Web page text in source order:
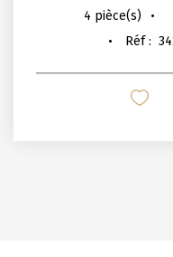
4 pièce(s)
Réf :